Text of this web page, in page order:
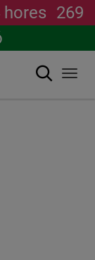
hores 269
Cerca